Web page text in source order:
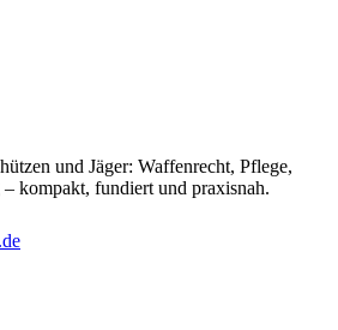
und Jäger: Waffenrecht, Pflege,
kompakt, fundiert und praxisnah.